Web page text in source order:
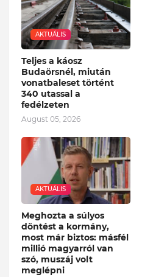
AKTUÁLIS
Teljes a káosz
Budaörsnél, miután
vonatbaleset történt
340 utassal a
fedélzeten
August 05, 2026
AKTUÁLIS
Meghozta a súlyos
döntést a kormány,
most már biztos: másfél
millió magyarról van
szó, muszáj volt
meglépni